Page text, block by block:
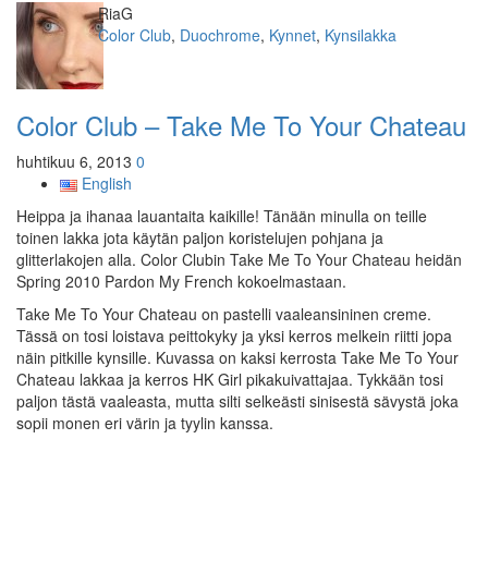
Kirjoittaja
RiaG
Kategoriat
Color Club, Duochrome, Kynnet, Kynsilakka
Color Club – Take Me To Your Chateau
huhtikuu 6, 2013 0
English
Heippa ja ihanaa lauantaita kaikille! Tänään minulla on teille
toinen lakka jota käytän paljon koristelujen pohjana ja
glitterlakojen alla. Color Clubin Take Me To Your Chateau heidän
Spring 2010 Pardon My French kokoelmastaan.
Take Me To Your Chateau on pastelli vaaleansininen creme.
Tässä on tosi loistava peittokyky ja yksi kerros melkein riitti jopa
näin pitkille kynsille. Kuvassa on kaksi kerrosta Take Me To Your
Chateau lakkaa ja kerros HK Girl pikakuivattajaa. Tykkään tosi
paljon tästä vaaleasta, mutta silti selkeästi sinisestä sävystä joka
sopii monen eri värin ja tyylin kanssa.